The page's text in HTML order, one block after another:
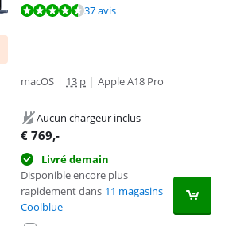
basée sur 37 avis.37 avis
macOS | 13 p | Apple A18 Pro
Aucun chargeur inclus
€ 769,-
Livré demain
Disponible encore plus
rapidement dans 11 magasins
Coolblue